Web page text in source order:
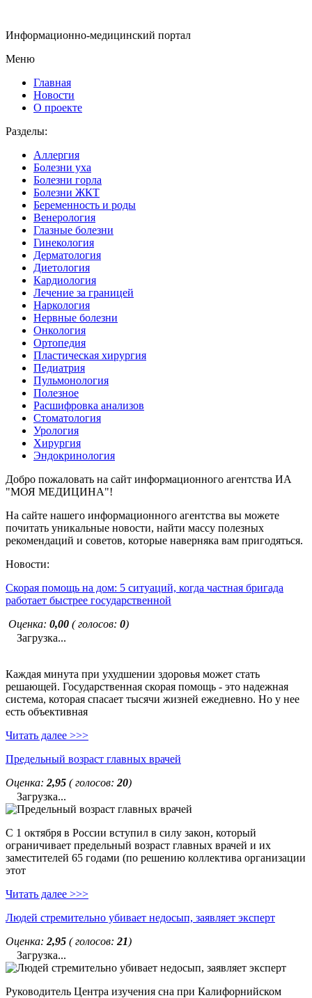
Информационно-медицинский портал
Меню
Главная
Новости
О проекте
Разделы:
Аллергия
Болезни уха
Болезни горла
Болезни ЖКТ
Беременность и роды
Венерология
Глазные болезни
Гинекология
Дерматология
Диетология
Кардиология
Лечение за границей
Наркология
Нервные болезни
Онкология
Ортопедия
Пластическая хирургия
Педиатрия
Пульмонология
Полезное
Расшифровка анализов
Стоматология
Урология
Хирургия
Эндокринология
Добро пожаловать на сайт информационного агентства ИА
"МОЯ МЕДИЦИНА"!
На сайте нашего информационного агентства вы можете
почитать уникальные новости, найти массу полезных
рекомендаций и советов, которые наверняка вам пригодяться.
Новости:
Скорая помощь на дом: 5 ситуаций, когда частная бригада
работает быстрее государственной
Оценка: 0,00 ( голосов: 0)
Загрузка...
Каждая минута при ухудшении здоровья может стать
решающей. Государственная скорая помощь - это надежная
система, которая спасает тысячи жизней ежедневно. Но у нее
есть объективная
Читать далее >>>
Предельный возраст главных врачей
Оценка: 2,95 ( голосов: 20)
Загрузка...
С 1 октября в России вступил в силу закон, который
ограничивает предельный возраст главных врачей и их
заместителей 65 годами (по решению коллектива организации
этот
Читать далее >>>
Людей стремительно убивает недосып, заявляет эксперт
Оценка: 2,95 ( голосов: 21)
Загрузка...
Руководитель Центра изучения сна при Калифорнийском